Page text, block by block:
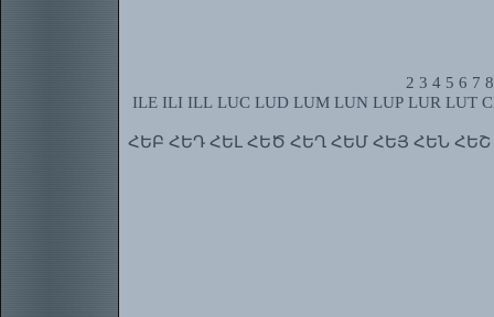
2 3 4 5 6 7 8
ILE ILI ILL LUC LUD LUM LUN LUP LUR LUT
ՀԵԲ ՀԵԴ ՀԵԼ ՀԵԾ ՀԵՂ ՀԵՄ ՀԵՅ ՀԵՆ ՀԵՇ